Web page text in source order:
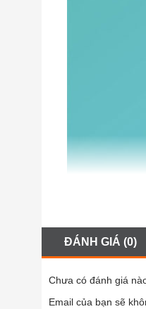
ĐÁNH GIÁ (0)
Chưa có đánh giá
Email của bạn sẽ